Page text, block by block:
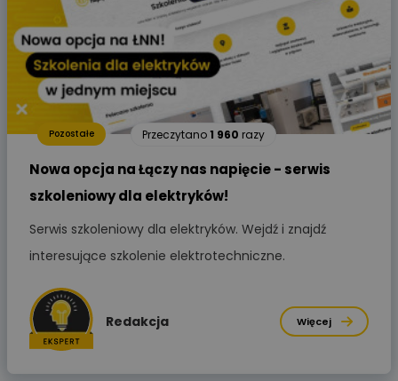
Pozostałe Przeczytano1 960 razy
Nowa opcja na Łączy nas napięcie - serwis
szkoleniowy dla elektryków!
Serwis szkoleniowy dla elektryków. Wejdź i znajdź
interesujące szkolenie elektrotechniczne.
Redakcja Więcej